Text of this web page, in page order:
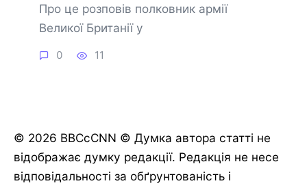
Про це розповів полковник армії
Великої Британії у
0 11
© 2026 BBCcCNN © Думка автора статті не
відображає думку редакції. Редакція не несе
відповідальності за обґрунтованість і